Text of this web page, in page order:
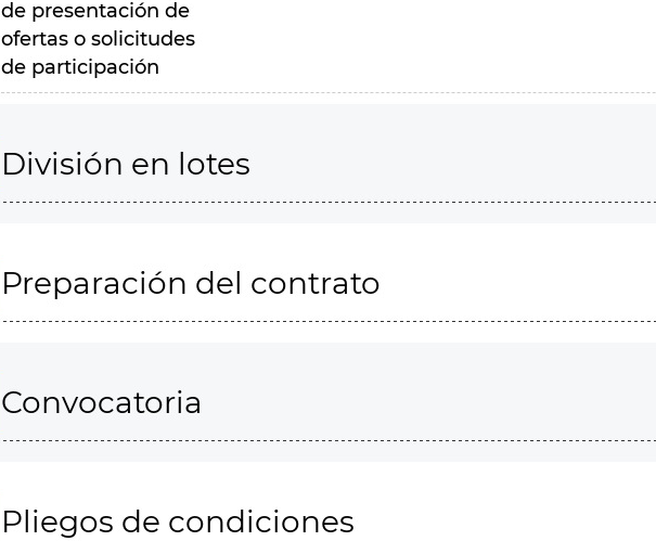
de presentación de
ofertas o solicitudes
de participación
División en lotes
Preparación del contrato
Convocatoria
Pliegos de condiciones